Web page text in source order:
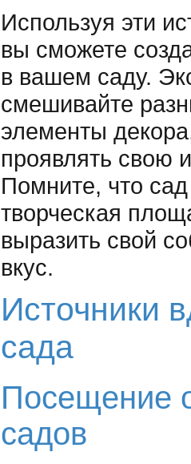
Используя эти
вы сможете
в вашем саду.
смешивайте
элементы
проявлять свою
Помните, что
творческая
выразить свой
вкус.
Источники
сада
Посещение
садов